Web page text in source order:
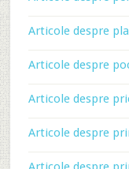
Articole despre
Articole despre
Articole despre
Articole despre